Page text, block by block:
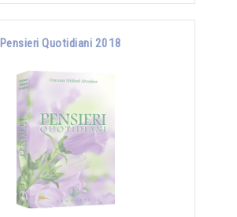
Pensieri Quotidiani 2018